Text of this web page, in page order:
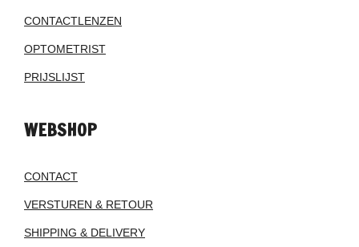
CONTACTLENZEN
OPTOMETRIST
PRIJSLIJST
WEBSHOP
CONTACT
VERSTUREN & RETOUR
SHIPPING & DELIVERY